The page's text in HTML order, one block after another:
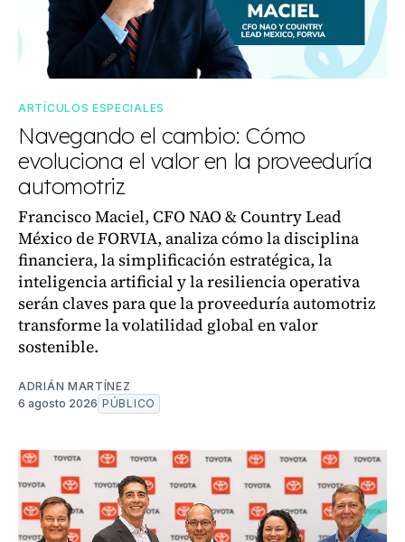
ARTÍCULOS ESPECIALES
Navegando el cambio: Cómo
evoluciona el valor en la proveeduría
automotriz
Francisco Maciel, CFO NAO & Country Lead
México de FORVIA, analiza cómo la disciplina
financiera, la simplificación estratégica, la
inteligencia artificial y la resiliencia operativa
serán claves para que la proveeduría automotriz
transforme la volatilidad global en valor
sostenible.
ADRIÁN MARTÍNEZ
6 agosto 2026 PÚBLICO